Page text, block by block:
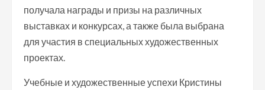
получала награды и призы на различных
выставках и конкурсах, а также была выбрана
для участия в специальных художественных
проектах.
Учебные и художественные успехи Кристины